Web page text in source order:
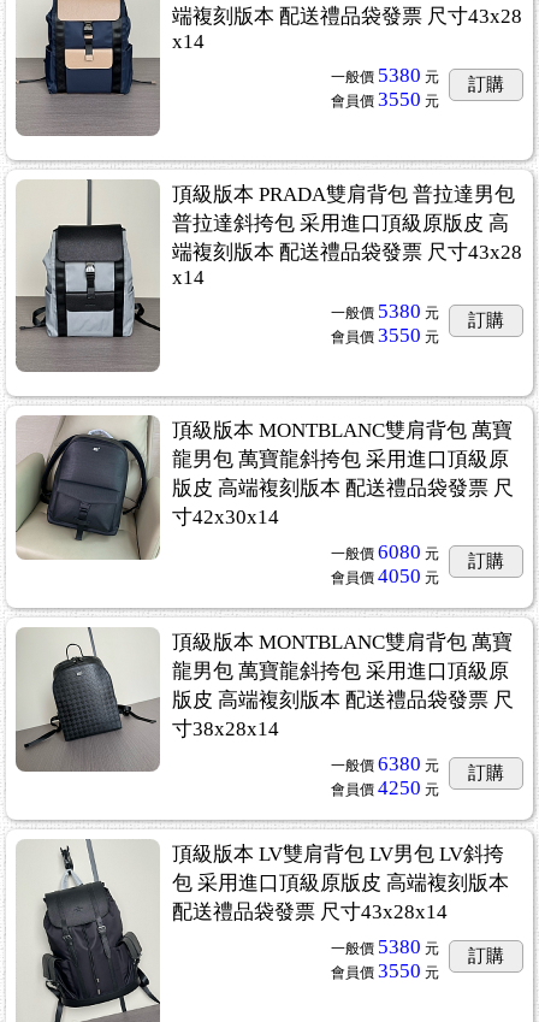
端複刻版本 配送禮品袋發票 尺寸43x28
x14
一般價 5380 元
會員價 3550 元
訂購
頂級版本 PRADA雙肩背包 普拉達男包
普拉達斜挎包 采用進口頂級原版皮 高
端複刻版本 配送禮品袋發票 尺寸43x28
x14
一般價 5380 元
會員價 3550 元
訂購
頂級版本 MONTBLANC雙肩背包 萬寶
龍男包 萬寶龍斜挎包 采用進口頂級原
版皮 高端複刻版本 配送禮品袋發票 尺
寸42x30x14
一般價 6080 元
會員價 4050 元
訂購
頂級版本 MONTBLANC雙肩背包 萬寶
龍男包 萬寶龍斜挎包 采用進口頂級原
版皮 高端複刻版本 配送禮品袋發票 尺
寸38x28x14
一般價 6380 元
會員價 4250 元
訂購
頂級版本 LV雙肩背包 LV男包 LV斜挎
包 采用進口頂級原版皮 高端複刻版本
配送禮品袋發票 尺寸43x28x14
一般價 5380 元
會員價 3550 元
訂購